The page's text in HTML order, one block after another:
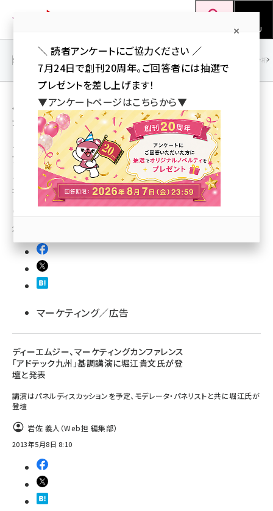
ン
MENU
seo (3523)
ai (2804)
youtube (2429)
note (2312)
z世代 (1622)
meo (1275)
SEO アクセス解析／データ分析
用語「九州」 が使われている記事の一覧
全 4 記事中 1 ～ 4 を表示中
ディーエムジー、「アドテック九州」基調講演に
アマゾンジャパン代表取締役が登壇と発表
アマゾンジャパン代表取締役ジャスパー・チャン氏は6月6日の基調講演に登
壇
2013年4月19日 0:14
マーケティング／広告
ディーエムジー、マーケティングカンファレンス
「アドテック九州」基調講演に堀江貴文氏が登
壇と発表
講演はパネルディスカッションを予定、モデレータ・パネリストと共に堀江氏が
登壇
岩佐 義人（Web担 編集部）
2013年5月8日 8:10
＼ 読者アンケートにご協力ください ／
7月24日で創刊20周年。ご回答者には抽選で
プレゼントを差し上げます！
▼アンケートページはこちらから▼